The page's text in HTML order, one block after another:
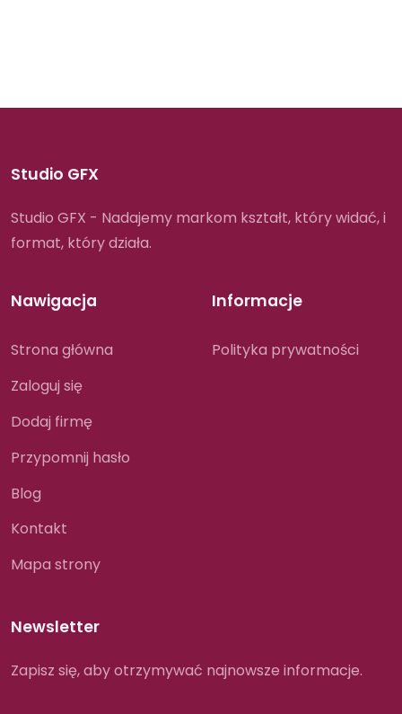
Studio GFX
Studio GFX - Nadajemy markom kształt, który widać, i
format, który działa.
Nawigacja
Strona główna
Zaloguj się
Dodaj firmę
Przypomnij hasło
Blog
Kontakt
Mapa strony
Informacje
Polityka prywatności
Newsletter
Zapisz się, aby otrzymywać najnowsze informacje.